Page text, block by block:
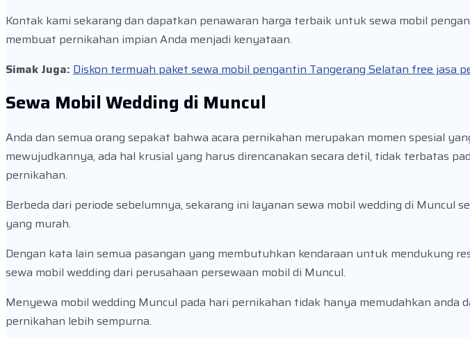
Kontak kami sekarang dan dapatkan penawaran harga terbaik untuk sewa mobil
membuat pernikahan impian Anda menjadi kenyataan.
Simak Juga: Diskon termuah paket sewa mobil pengantin Tangerang Selatan free jasa
Sewa Mobil Wedding di Muncul
Anda dan semua orang sepakat bahwa acara pernikahan merupakan momen spesial
mewujudkannya, ada hal krusial yang harus direncanakan secara detil, tidak terbatas
pernikahan.
Berbeda dari periode sebelumnya, sekarang ini layanan sewa mobil wedding di Muncul
yang murah.
Dengan kata lain semua pasangan yang membutuhkan kendaraan untuk mendukung
sewa mobil wedding dari perusahaan persewaan mobil di Muncul.
Menyewa mobil wedding Muncul pada hari pernikahan tidak hanya memudahkan anda
pernikahan lebih sempurna.